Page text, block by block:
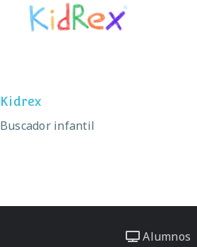
Kidrex
Kidrex
Buscador infantil
Alumnos